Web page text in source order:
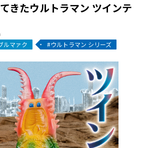
きたウルトラマン ツインテ
ルマァク ウルトラマン シリーズ